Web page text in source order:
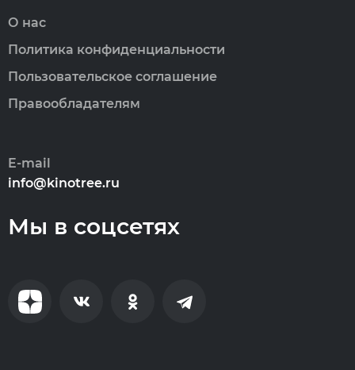
О нас
Политика конфиденциальности
Пользовательское соглашение
Правообладателям
E-mail
info@kinotree.ru
Мы в соцсетях